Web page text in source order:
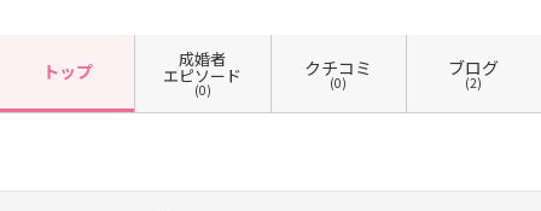
トップ
成婚者
エピソード
(0)
クチコミ
(0)
ブログ
(2)